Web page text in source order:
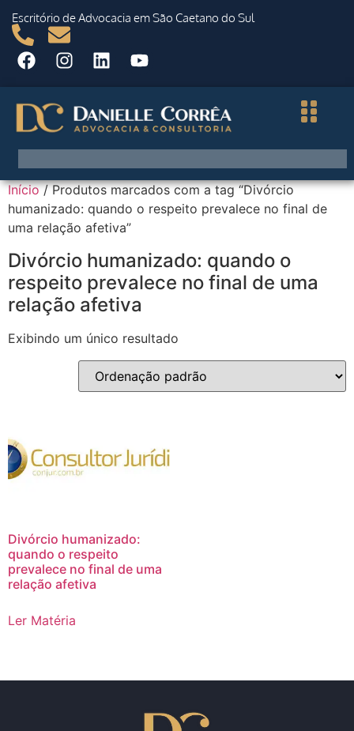
Escritório de Advocacia em São Caetano do Sul
Início/ Produtos marcados com a tag “Divórcio
humanizado: quando o respeito prevalece no final de
uma relação afetiva”
Divórcio humanizado: quando o
respeito prevalece no final de uma
relação afetiva
Exibindo um único resultado
Divórcio humanizado:
quando o respeito
prevalece no final de uma
relação afetiva
Ler Matéria